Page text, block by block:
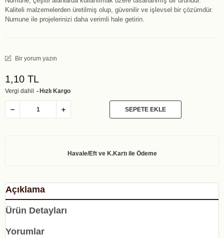
Kaliteli malzemelerden üretilmiş olup, güvenilir ve işlevsel bir çözümdür.
Numune ile projelerinizi daha verimli hale getirin.
Bir yorum yazın
1,10 TL
Vergi dahil Hızlı Kargo
SEPETE EKLE
Açıklama
Ürün Detayları
Yorumlar